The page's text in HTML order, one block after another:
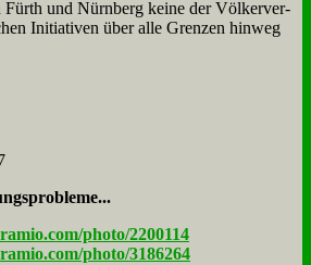
Fürth und Nürn­berg kei­ne der Völ­ker­ver­
In­itia­ti­ven über al­le Gren­zen hin­weg
photo/2200114
photo/3186264